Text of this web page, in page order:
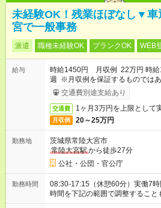
未経験OK！残業ほぼなし▼車
宮で一般事務
派遣 職種未経験OK ブランクOK WEB
給与
時給1450円 月収例 22万円 時給
週 ※月収例を保証するものでは
ービス利用可（利用条件有）
交通費別途支給あり
交通費 1ヶ月3万円を上限として
月収例 20～25万円
勤務地
茨城県常陸大宮市
常陸大宮駅から徒歩27分
公社・公団・官公庁
勤務時間
08:30-17:15（休憩60分）実働7
時間を下記の範囲で調整するこ
間 08:30～09:00 ・勤務終了